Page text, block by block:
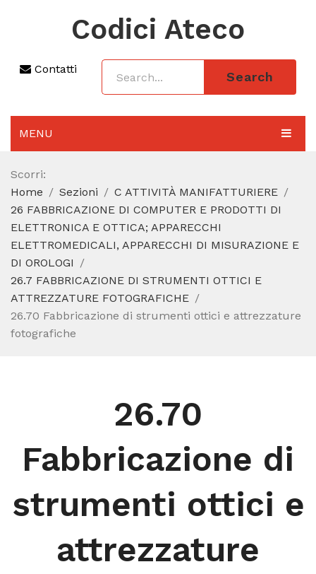
Codici Ateco
Contatti
Search
MENU
AGGIORNAMENTO 2025
SEZIONI
CODICE ATECO A COSA SERVE
REGIME FORFETTARIO
CODICE FISCALE
Scorri:
Home
Sezioni
C ATTIVITÀ MANIFATTURIERE
26 FABBRICAZIONE DI COMPUTER E PRODOTTI DI
ELETTRONICA E OTTICA; APPARECCHI
ELETTROMEDICALI, APPARECCHI DI MISURAZIONE E
DI OROLOGI
26.7 FABBRICAZIONE DI STRUMENTI OTTICI E
ATTREZZATURE FOTOGRAFICHE
26.70 Fabbricazione di strumenti ottici e attrezzature
fotografiche
26.70
Fabbricazione di
strumenti ottici e
attrezzature